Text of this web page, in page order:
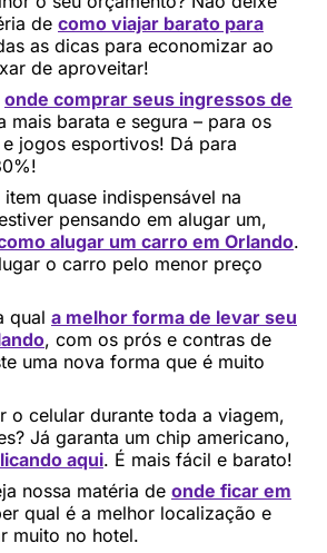
de como viajar barato para
as dicas para economizar ao
de aproveitar!
onde comprar seus ingressos de
mais barata e segura – para os
jogos esportivos! Dá para
item quase indispensável na
pensando em alugar um,
alugar um carro em Orlando.
o carro pelo menor preço
qual a melhor forma de levar seu
, com os prós e contras de
uma nova forma que é muito
o celular durante toda a viagem,
Já garanta um chip americano,
aqui. É mais fácil e barato!
nossa matéria de onde ficar em
qual é a melhor localização e
muito no hotel.